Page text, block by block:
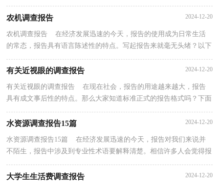
写报告很是头疼的，以下是小编收集整理的五年级调查报...
农机调查报告 2024-12-20
农机调查报告 在经济发展迅速的今天，报告的使用成为日常生活
的常态，报告具有语言陈述性的特点。写起报告来就毫无头绪？以下
有关近视眼的调查报告 2024-12-20
有关近视眼的调查报告 在现在社会，报告的用途越来越大，报告
具有成文事后性的特点。那么大家知道标准正式的报告格式吗？下面
是小编为大家收集的有关近视眼的调查报告，希望能够...
水资源调查报告15篇 2024-12-20
水资源调查报告15篇 在经济发展迅速的今天，报告对我们来说并
不陌生，报告中涉及到专业性术语要解释清楚。相信许多人会觉得报
告很难写吧，以下是小编整理的水资源调查报告，希望...
大学生生活费调查报告 2024-12-20